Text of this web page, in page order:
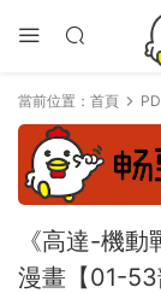
當前位置： 首頁
《高達-機
漫畫【01-